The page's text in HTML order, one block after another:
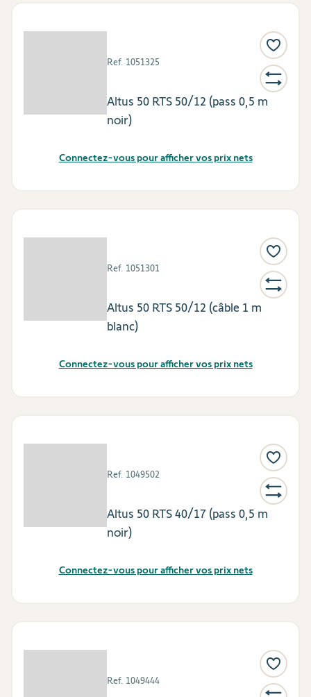
Ref. 1051325
Altus 50 RTS 50/12 (pass 0,5 m
noir)
Connectez-vous pour afficher vos prix nets
Ref. 1051301
Altus 50 RTS 50/12 (câble 1 m
blanc)
Connectez-vous pour afficher vos prix nets
Ref. 1049502
Altus 50 RTS 40/17 (pass 0,5 m
noir)
Connectez-vous pour afficher vos prix nets
Ref. 1049444